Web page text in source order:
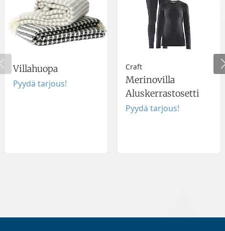
Villahuopa
Pyydä tarjous!
Craft
Merinovilla
Aluskerrastosetti
Pyydä tarjous!